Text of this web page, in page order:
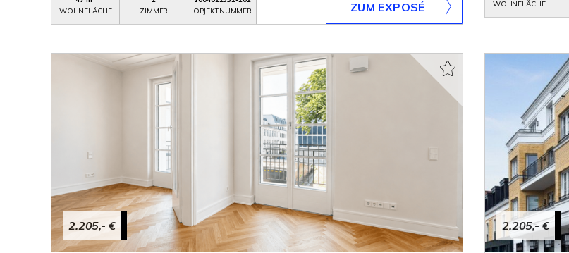
WOHNFLÄCHE
ZIMMER
OBJEKTNUMMER
ZUM EXPOSÉ
WOHNFLÄCHE
2.205,- € 2.205,- €